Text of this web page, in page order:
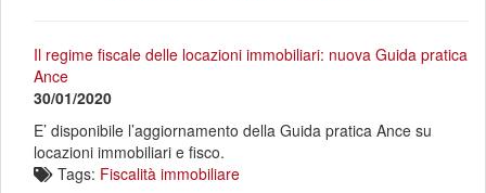
Il regime fiscale delle locazioni immobiliari: nuova Guida pratica
Ance
30/01/2020
E’ disponibile l’aggiornamento della Guida pratica Ance su
locazioni immobiliari e fisco.
Tags: Fiscalità immobiliare